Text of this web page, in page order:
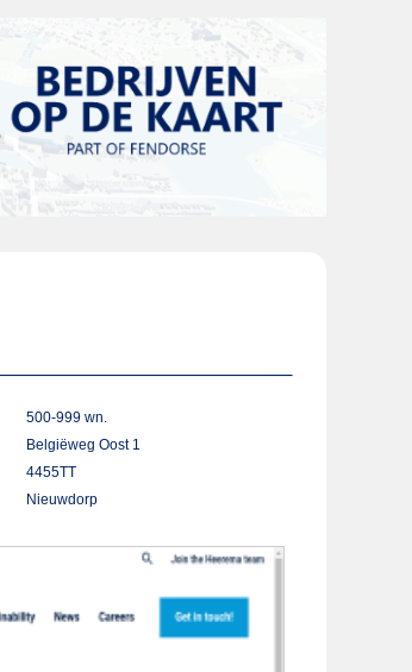
500-999 wn.
Belgiëweg Oost 1
4455TT
Nieuwdorp